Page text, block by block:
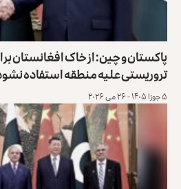
پاکستان و چین: از خاک افغانستان
تروریستی علیه منطقه استفاده
۵ جوزا ۱۴۰۵ - ۲۶ می ۲۰۲۶